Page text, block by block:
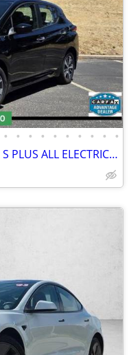
• • • • • • • • • •
2022 Nissan LEAF S PLUS 62 kWh S PLUS ALL ELECTRIC LOW MILES